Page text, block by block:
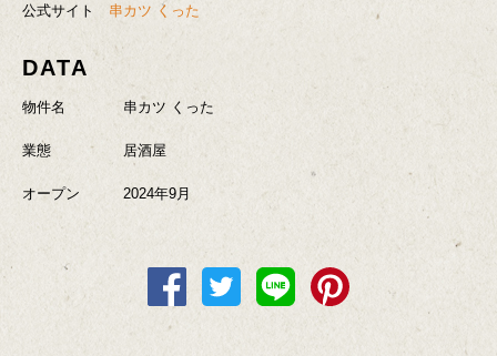
公式サイト
串カツ くった
DATA
物件名 串カツ くった
業態 居酒屋
オープン 2024年9月